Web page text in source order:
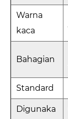
Warna
kaca
Bahagian
Standard
Digunaka